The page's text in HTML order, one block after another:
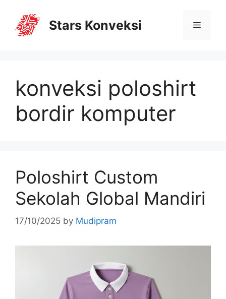
Stars Konveksi
konveksi poloshirt
bordir komputer
Poloshirt Custom
Sekolah Global Mandiri
17/10/2025 by Mudipram